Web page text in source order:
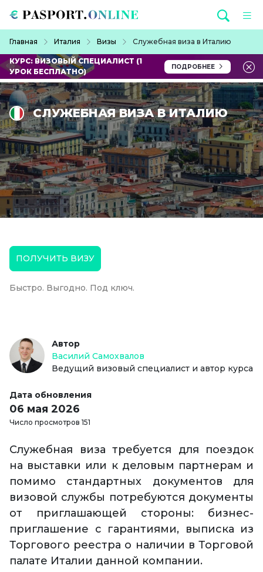
Главная Италия Визы Служебная виза в Италию
КУРС: ВИЗОВЫЙ СПЕЦИАЛИСТ (1
УРОК БЕСПЛАТНО)
ПОДРОБНЕЕ
СЛУЖЕБНАЯ ВИЗА В ИТАЛИЮ
ПОЛУЧИТЬ ВИЗУ
Быстро. Выгодно. Под ключ.
Автор
Василий Самохвалов
Ведущий визовый специалист и автор курса
Дата обновления
06 мая 2026
Число просмотров 151
Служебная виза требуется для поездок
на выставки или к деловым партнерам и
помимо стандартных документов для
визовой службы потребуются документы
от приглашающей стороны: бизнес-
приглашение с гарантиями, выписка из
Торгового реестра о наличии в Торговой
палате Италии данной компании.